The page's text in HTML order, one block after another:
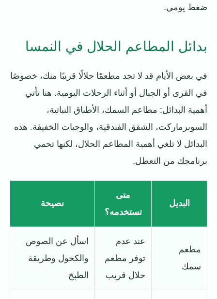
ضغط يومي.
بدائل المطاعم الحلال في النمسا
في بعض الأيام قد لا تجد مطعمًا حلالًا قريبًا منك، خصوصًا
في القرى أو الجبال أو أثناء الرحلات اليومية. هنا تأتي
أهمية البدائل: مطاعم السمك، الأطباق النباتية،
السوبرماركت، الشقق الفندقية، والوجبات الخفيفة. هذه
البدائل لا تلغي أهمية المطاعم الحلال، لكنها تحمي
برنامجك من التعطل.
البديل
متى
تستخدمه؟
نصيحة
مطعم
سمك
عند عدم
توفر مطعم
حلال قريب
اسأل عن الصوص
والكحول وطريقة
الطبخ